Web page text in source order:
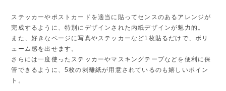
ステッカーやポストカードを適当に貼ってセンスのあるアレンジが
完成するように、特別にデザインされた内紙デザインが魅力的。
また、好きなページに写真やステッカーなど1枚貼るだけで、ボリ
ューム感を出せます。
さらには一度使ったステッカーやマスキングテープなどを便利に保
管できるように、5枚の剥離紙が用意されているのも嬉しいポイン
ト。